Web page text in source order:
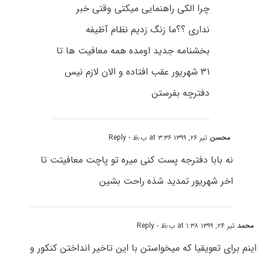
چرا الکی راهنمایی میکتی وقتی خبر
نداری ؟؟ما زنگ زدیم نظام آظیفه
بخشنامه جدید اومده همه معافیت ها تا
۳۱ شهریور عقب افتاده و الان لازم نیس
دفترچه بفرستن
محسن تیر ۲۶, ۱۳۹۹ at ۳:۳۶ ب٫ظ - Reply
نه بابا دفترجه پست کنی میره تو پاچت معافیتت تا
اخر شهریور تمدید شذه راحت بشین
محمدتیر ۲۴, ۱۳۹۹ at ۱:۳۸ ب٫ظ - Reply
اینم برای تعویقیا که میخواستن با این تاخیر انداختن کنکور و